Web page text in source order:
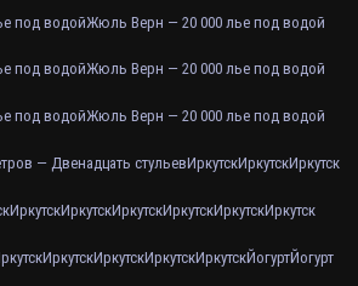
под водойЖюль Верн — 20 000 лье под водой
под водойЖюль Верн — 20 000 лье под водой
под водойЖюль Верн — 20 000 лье под водой
— Двенадцать стульевИркутскИркутскИркутск
ИркутскИркутскИркутскИркутскИркутскИркутск
ИркутскИркутскИркутскИркутскЙогуртЙогурт